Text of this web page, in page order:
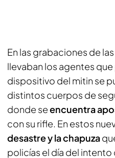
En las grabaciones de
llevaban los agentes
dispositivo del mitin se
distintos cuerpos de
donde seencuentra
con su rifle. En estos
desastre y la chapuza
policías el día del